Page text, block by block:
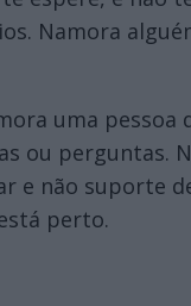
Namora
uma pessoa
ou perguntas.
e não suporte
perto.